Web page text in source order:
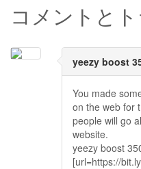
コメントと
yeezy boost
You made
on the web for
people will go
website.
yeezy boost
[url=https://